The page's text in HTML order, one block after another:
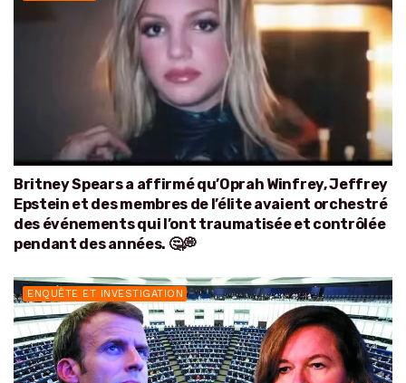
Britney Spears a affirmé qu’Oprah Winfrey, Jeffrey
Epstein et des membres de l’élite avaient orchestré
des événements qui l’ont traumatisée et contrôlée
pendant des années. 🤔💭
ENQUÊTE ET INVESTIGATION